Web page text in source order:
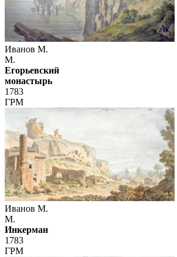
Иванов М.
М.
Егорьевский
монастырь
1783
ГРМ
Иванов М.
М.
Инкерман
1783
ГРМ